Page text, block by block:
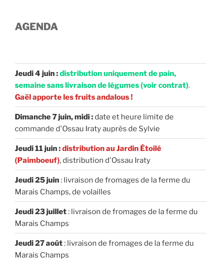
AGENDA
Jeudi 4 juin :distribution uniquement de pain,
semaine sans livraison de légumes (voir contrat).
Gaël apporte les fruits andalous !
Dimanche 7 juin, midi :date et heure limite de
commande d'Ossau Iraty auprès de Sylvie
Jeudi 11 juin :distribution au Jardin Étoilé
(Paimboeuf), distribution d'Ossau Iraty
Jeudi 25 juin: livraison de fromages de la ferme du
Marais Champs, de volailles
Jeudi 23 juillet: livraison de fromages de la ferme du
Marais Champs
Jeudi 27 août: livraison de fromages de la ferme du
Marais Champs